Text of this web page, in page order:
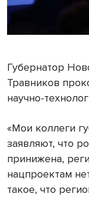
Губернатор
Травников
научно-
«Мои коллеги
заявляют, что
принижена,
нацпроектам
такое, что